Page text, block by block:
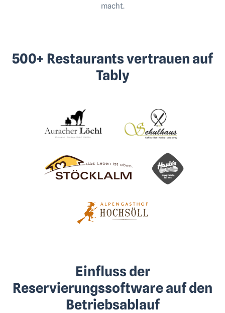
macht.
500+ Restaurants vertrauen auf
Tably
Einfluss der
Reservierungssoftware auf den
Betriebsablauf